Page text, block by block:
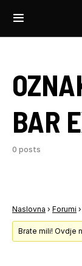
BAR
0 posts
Naslovna › Forumi ›
Brate mili! Ovdje